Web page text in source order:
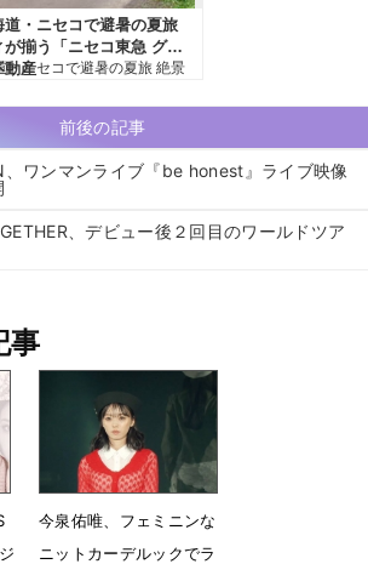
前後の記事
、ワンマンライブ『be honest』ライブ映像
、デビュー後２回目のワールドツア
事
今泉佑唯、フェミニンな
ニットカーデルックでラ